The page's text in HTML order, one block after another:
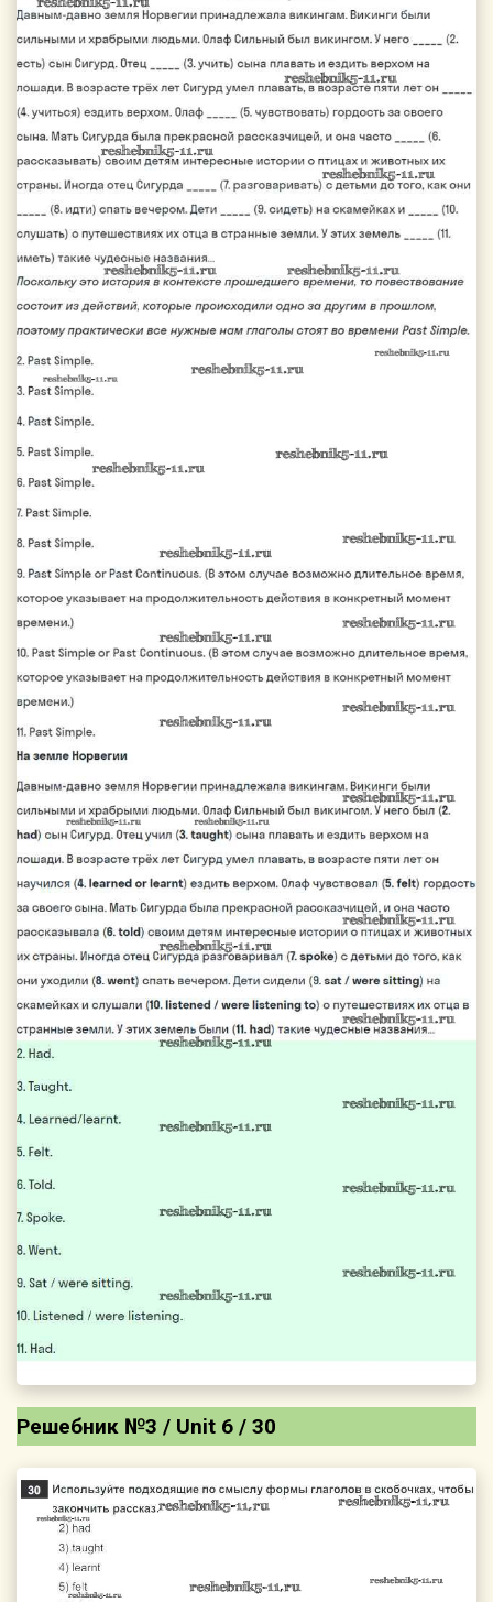
Решебник №3 / Unit 6 / 30